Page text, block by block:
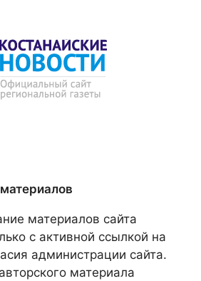
материалов сайта
с активной ссылкой на
администрации сайта.
материала